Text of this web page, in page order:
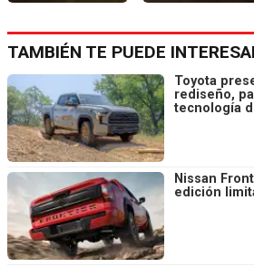
TAMBIÉN TE PUEDE
Toyota
rediseño,
tecnología
Nissan
edición